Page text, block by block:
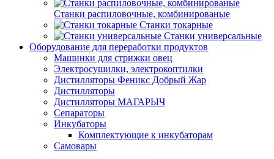
Станки распиловочные, комбинированые
Станки токарные
Станки универсальные
Оборудование для переработки продуктов
Машинки для стрижки овец
Электросушилки, электрокоптилки
Дистилляторы Феникс Добрый Жар
Дистилляторы
Дистилляторы МАГАРЫЧ
Сепараторы
Инкубаторы
Комплектующие к инкубаторам
Самовары